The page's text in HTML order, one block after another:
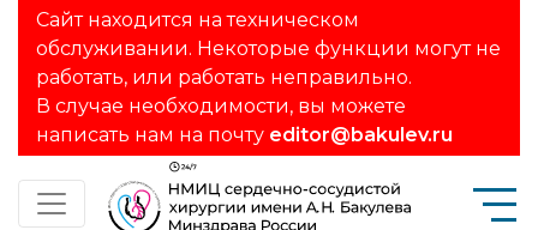
Сайт находится на техническом
обслуживании. Некоторые функции могут не
работать, или работать неправильно.
В случае необходимости, вы можете
написать нам на почту editor@bakulev.ru